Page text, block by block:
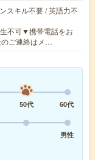
スキル不要 / 英語力不
不可▼携帯電話をお
のご連絡はメ…
50代
60代
男性